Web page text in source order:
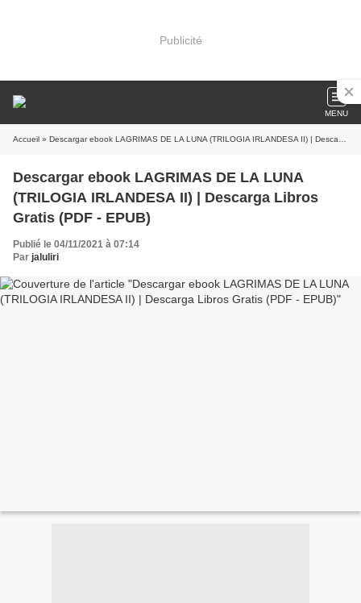
Publicité
MENU
Accueil » Descargar ebook LAGRIMAS DE LA LUNA (TRILOGIA IRLANDESA II) | Descarga Libros Gratis (PDF - EPUB)
Descargar ebook LAGRIMAS DE LA LUNA
(TRILOGIA IRLANDESA II) | Descarga Libros
Gratis (PDF - EPUB)
Publié le 04/11/2021 à 07:14
Par jaluliri